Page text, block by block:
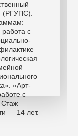
(РГУПС).
работа с
«Арт-
с
Стаж
— 14 лет.